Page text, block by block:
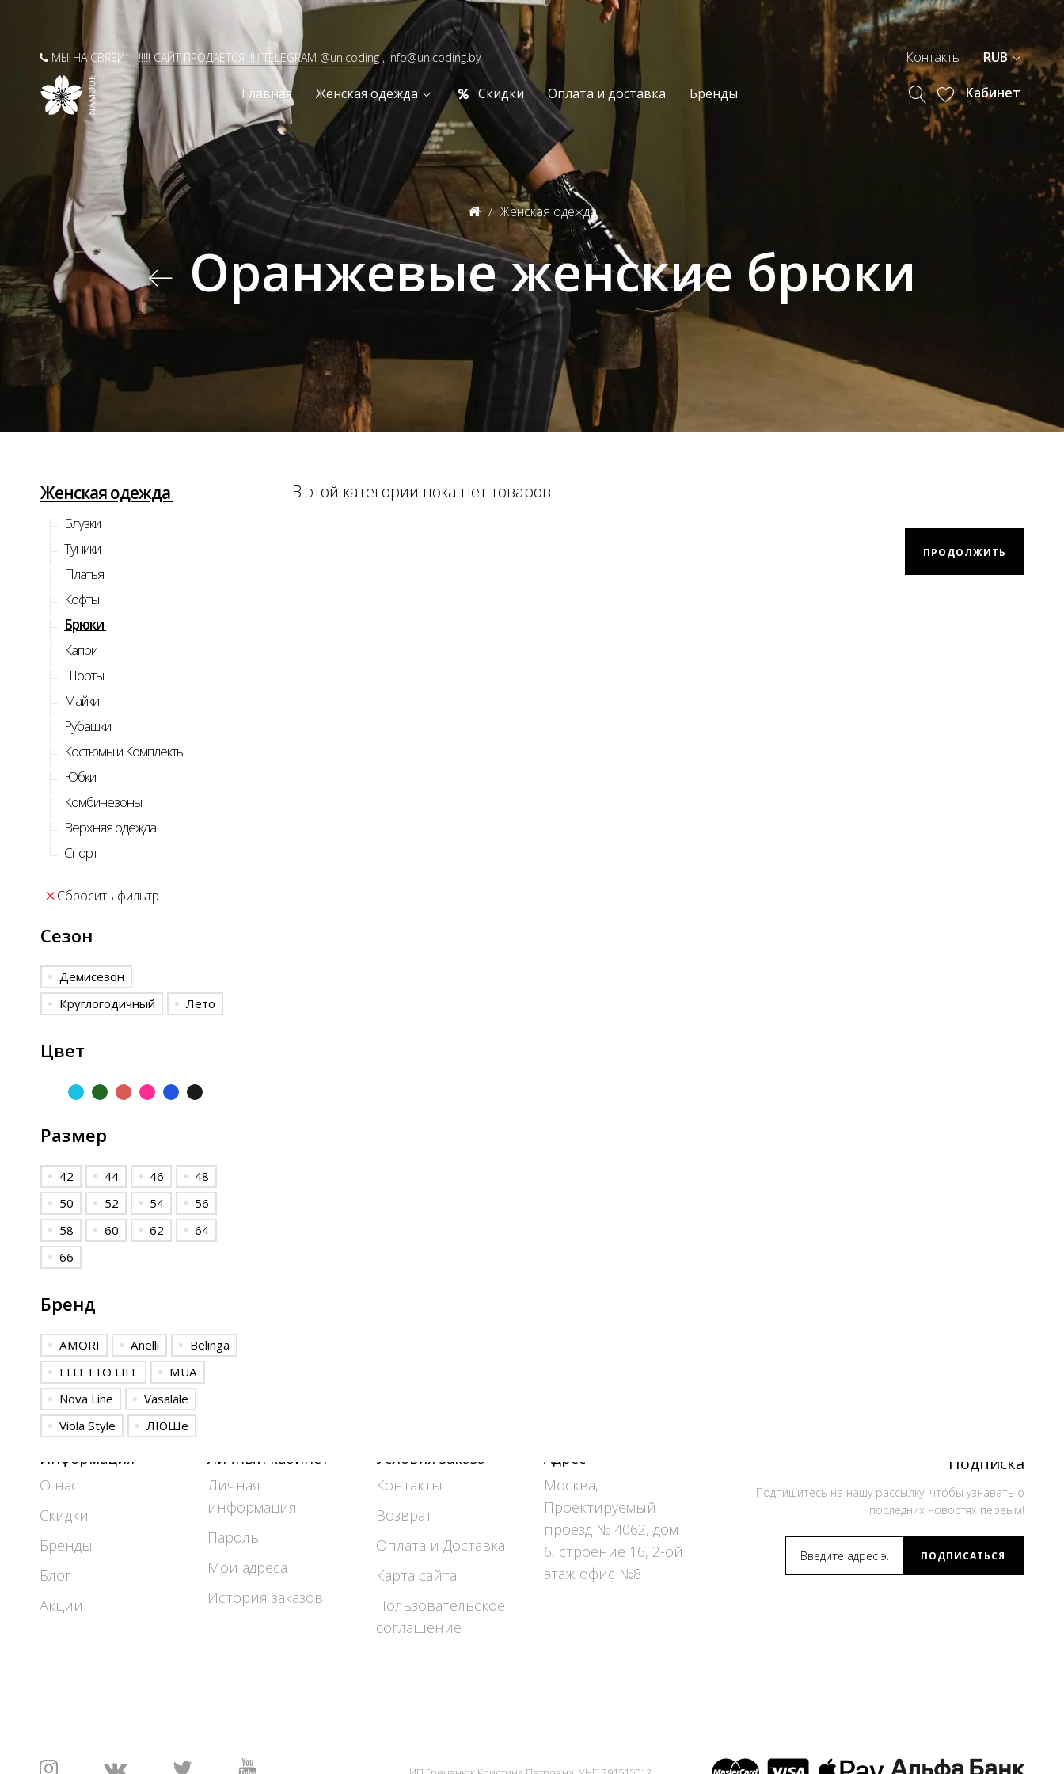
МЫ НА СВЯЗИ: !!!!! САЙТ ПРОДАЕТСЯ !!!!! TELEGRAM @unicoding , info@unicoding.by Контакты RUB
Главная Женская одежда Скидки Оплата и доставка Бренды Кабинет
Женская одежда
Оранжевые женские брюки
Женская одежда
Блузки
Туники
Платья
Кофты
Брюки
Капри
Шорты
Майки
Рубашки
Костюмы и Комплекты
Юбки
Комбинезоны
Верхняя одежда
Спорт
Сбросить фильтр
Сезон
Демисезон
Круглогодичный
Лето
Цвет
Размер
42 44 46
48
50
52 54
56
58
60 62
64
66
Бренд
AMORI Anelli
Belinga
ELLETTO LIFE
MUA
Nova Line
Vasalale
Viola Style
ЛЮШе
В этой категории пока нет товаров.
ПРОДОЛЖИТЬ
Информация
О нас
Скидки
Бренды
Блог
Акции
Личный кабинет
Личная
информация
Пароль
Мои адреса
История заказов
Условия заказа
Контакты
Возврат
Оплата и Доставка
Карта сайта
Пользовательское
соглашение
Адрес
Москва,
Проектируемый
проезд № 4062, дом
6, строение 16, 2-ой
этаж офис №8
Подписка
Подпишитесь на нашу рассылку, чтобы узнавать о
последних новостях первым!
ПОДПИСАТЬСЯ